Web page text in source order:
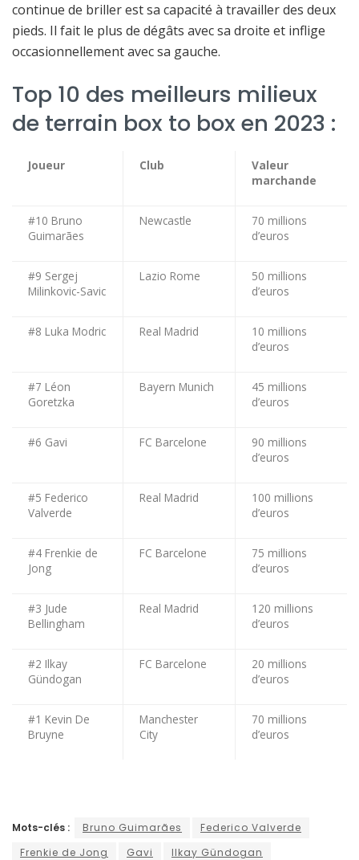
continue de briller est sa capacité à travailler des deux
pieds. Il fait le plus de dégâts avec sa droite et inflige
occasionnellement avec sa gauche.
Top 10 des meilleurs milieux
de terrain box to box en 2023 :
Joueur Club
Valeur
marchande
#10 Bruno
Guimarães
Newcastle
70 millions
d’euros
#9 Sergej
Milinkovic-Savic
Lazio Rome
50 millions
d’euros
#8 Luka Modric Real Madrid
10 millions
d’euros
#7 Léon
Goretzka
Bayern Munich
45 millions
d’euros
#6 Gavi FC Barcelone
90 millions
d’euros
#5 Federico
Valverde
Real Madrid
100 millions
d’euros
#4 Frenkie de
Jong
FC Barcelone
75 millions
d’euros
#3 Jude
Bellingham
Real Madrid
120 millions
d’euros
#2 Ilkay
Gündogan
FC Barcelone
20 millions
d’euros
#1 Kevin De
Bruyne
Manchester
City
70 millions
d’euros
Mots-clés : Bruno Guimarães
Federico Valverde
Frenkie de Jong
Gavi
Ilkay Gündogan